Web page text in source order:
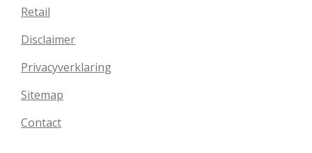
Retail
Disclaimer
Privacyverklaring
Sitemap
Contact